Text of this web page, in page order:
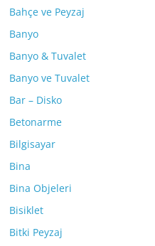
Bahçe ve Peyzaj
Banyo
Banyo & Tuvalet
Banyo ve Tuvalet
Bar – Disko
Betonarme
Bilgisayar
Bina
Bina Objeleri
Bisiklet
Bitki Peyzaj